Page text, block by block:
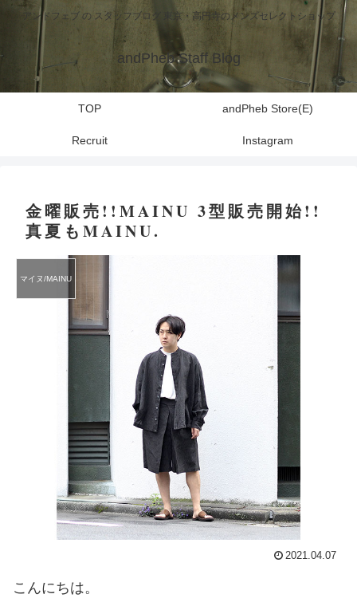
アンドフェブ の スタッフブログ 東京・高円寺のメンズセレクトショップ
andPheb Staff Blog
TOP andPheb Store(E)
Recruit Instagram
金曜販売!!MAINU 3型販売開始!!
真夏もMAINU.
マイヌ/MAINU
2021.04.07
こんにちは。